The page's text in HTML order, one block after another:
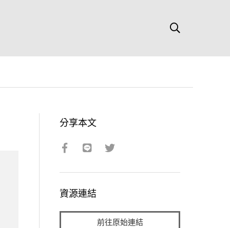
分享本文
資源連結
前往原始連結